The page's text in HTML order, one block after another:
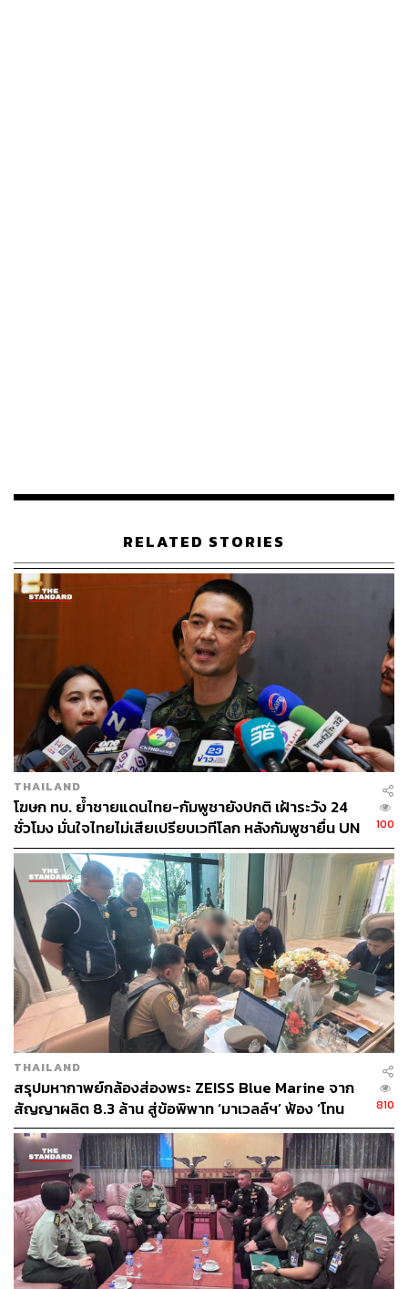
อ้างอิง :
https://legal.un.org/avl/pdf/ls/Wolfrum_bio_E.pdf
https://web.archive.org/web/20200811123410/https://
www.itlos.org/en/the-tribunal/members/judge-albert-j-
hoffmann/
TAGS: Germany Cambodia South Africa UNCLOS
226
ABOUT THE AUTHOR
RELATED STORIES
THAILAND
โฆษก ทบ. ย้ำชายแดนไทย-กัมพูชายังปกติ เฝ้าระวัง 24
ชั่วโมง มั่นใจไทยไม่เสียเปรียบเวทีโลก หลังกัมพูชายื่น UN
รับรอง MOU43
100
THAILAND
สรุปมหากาพย์กล้องส่องพระ ZEISS Blue Marine จาก
สัญญาผลิต 8.3 ล้าน สู่ข้อพิพาท ‘มาเวลล์ฯ’ ฟ้อง ‘โทน
บางแค’ ผิดนัดจ่ายหนี้-แอบระบุแบรนด์
810